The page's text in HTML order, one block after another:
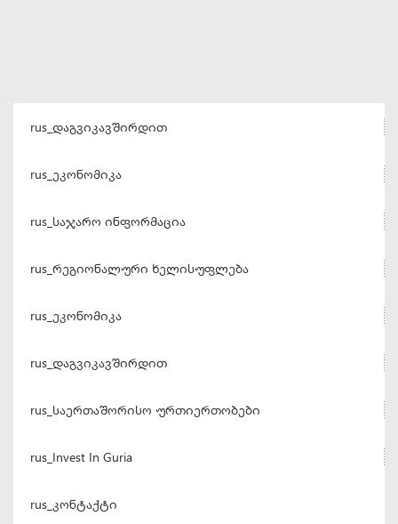
rus_დაგვიკავშირდით
rus_ეკონომიკა
rus_საჯარო ინფორმაცია
rus_რეგიონალური ხელისუფლება
rus_ეკონომიკა
rus_დაგვიკავშირდით
rus_საერთაშორისო ურთიერთობები
rus_Invest In Guria
rus_კონტაქტი